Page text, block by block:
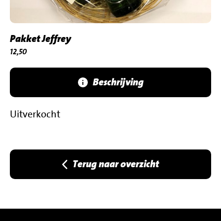
Pakket Jeffrey
€
12,50
Beschrijving
Uitverkocht
Terug naar overzicht